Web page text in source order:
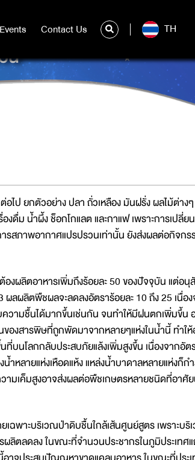
Contact Us
Contact Us TH
น
ไป ยกตัวอย่าง ปลา ถั่วเหลือง มันฝรั่ง ผลไม้ต่าง
ดื่ม น้ำผึ้ง ช็อกโกแลต และกาแฟ เพราะการเปลี่ย
สภาพอากาศแปรปรวนเท่านั้น ยังส่งผลต่อกิจกร
งผลิตอาหารเพิ่มถึงร้อยละ 50 ของปัจจุบัน แต่อ
ลผลิตพืชผลจะลดลงอัตราร้อยละ 10 ถึง 25 เนื่อ
วามชื้นได้มากขึ้นเช่นกัน จนทำให้มีฝนตกเพิ่มขึ้น
องสารพิษที่ถูกพัดมาจากหลายๆแห่งในน้ำนี้ ทำให้
บนโลกกลับประสบภัยแล้งเพิ่มสูงขึ้น เนื่องจากอัต
ำหลายแห่งเหือดแห้ง แหล่งน้ำบาดาลหลายแห่งก็ก
วามเค็มสูงอาจส่งผลต่อพืชเกษตรหลายชนิดที่อาศั
ฉพาะบริเวณป่าดิบชื้นใกล้เส้นศูนย์สูตร เพราะบริ
ลิตลดลง ในขณะที่จำนวนประชากรในภูมิประเท